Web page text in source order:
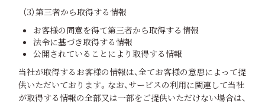
（3）第三者から取得する情報
お客様の同意を得て第三者から取得する情報
法令に基づき取得する情報
公開されていることにより取得する情報
当社が取得するお客様の情報は、全てお客様の意思によって提
供いただいております。なお、サービスの利用に関連して当社
が取得する情報の全部又は一部をご提供いただけない場合は、